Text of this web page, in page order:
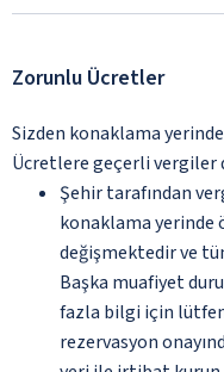
Zorunlu Ücretler
Sizden konaklama
Ücretlere geçerli vergiler
Şehir tarafından
konaklama yerinde
değişmektedir ve
Başka muafiyet
fazla bilgi için lütfen
rezervasyon